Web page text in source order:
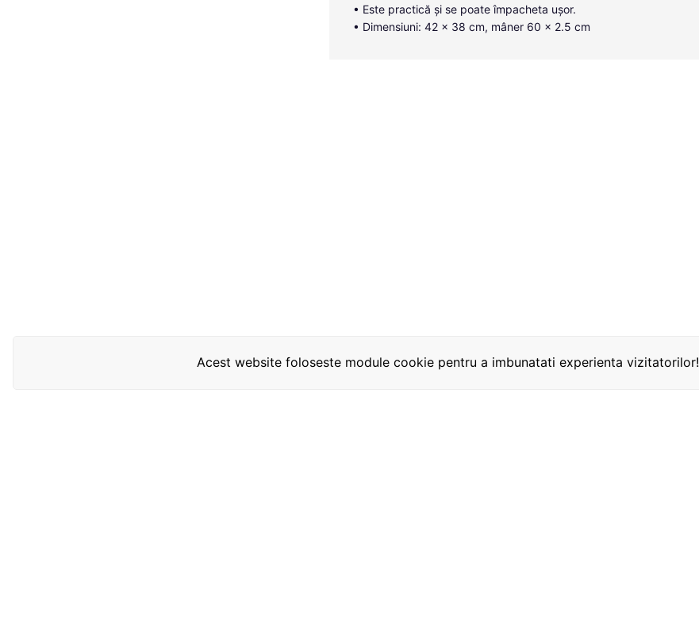
Acest website foloseste module cookie pentru a imbunatati experienta vizitatorilor!
• Este practică și se poate împacheta ușor.
• Dimensiuni: 42 x 38 cm, mâner 60 x 2.5 cm